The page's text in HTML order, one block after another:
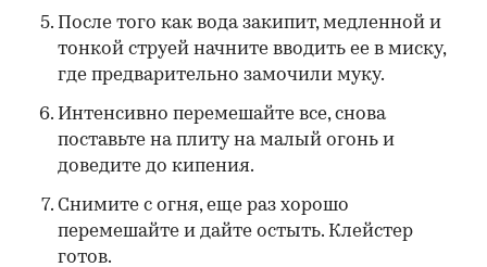
После того как вода закипит, медленной и
тонкой струей начните вводить ее в миску,
где предварительно замочили муку.
Интенсивно перемешайте все, снова
поставьте на плиту на малый огонь и
доведите до кипения.
Снимите с огня, еще раз хорошо
перемешайте и дайте остыть. Клейстер
готов.